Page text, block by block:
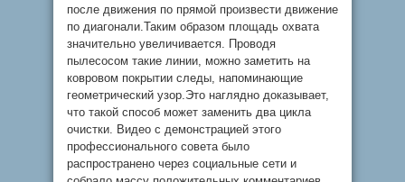
после движения по прямой произвести движение
по диагонали.Таким образом площадь охвата
значительно увеличивается. Проводя
пылесосом такие линии, можно заметить на
ковровом покрытии следы, напоминающие
геометрический узор.Это наглядно доказывает,
что такой способ может заменить два цикла
очистки. Видео с демонстрацией этого
профессионального совета было
распространено через социальные сети и